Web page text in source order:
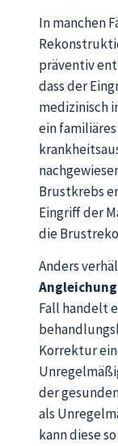
In manchen
präventiv
dass der
medizinisch
ein
Brustkrebs
Eingriff der
die
Anders
Fall handelt
Korrektur
der
als
kann diese